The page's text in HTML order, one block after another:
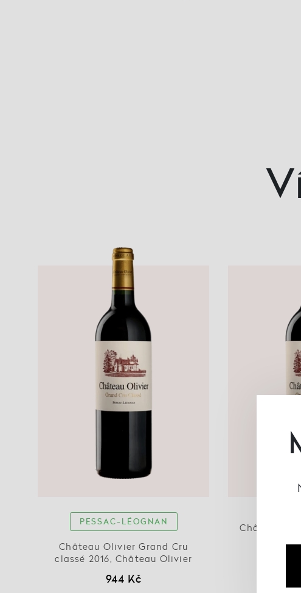
PESSAC-LÉOGNAN
Château Olivier Grand Cru
classé 2016, Château Olivier
944 Kč
Château